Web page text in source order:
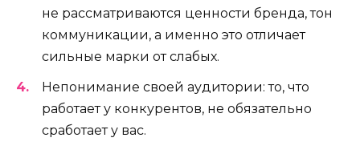
не рассматриваются ценности бренда, тон
коммуникации, а именно это отличает
сильные марки от слабых.
Непонимание своей аудитории: то, что
работает у конкурентов, не обязательно
сработает у вас.